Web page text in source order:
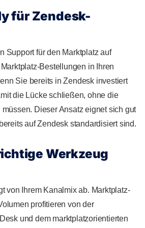
für Zendesk-
Support für den Marktplatz auf
Bestellungen in Ihren
Sie bereits in Zendesk investiert
die Lücke schließen, ohne die
Dieser Ansatz eignet sich gut
auf Zendesk standardisiert sind.
Werkzeug
von Ihrem Kanalmix ab. Marktplatz-
profitieren von der
und dem marktplatzorientierten